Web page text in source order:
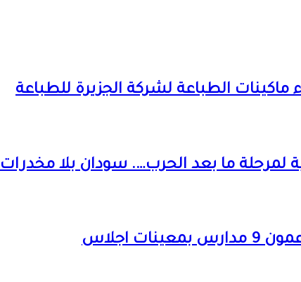
ماكينات الطباعة لشركة الجزيرة للطباعة
لمرحلة ما بعد الحرب…. سودان بلا
اجلاس